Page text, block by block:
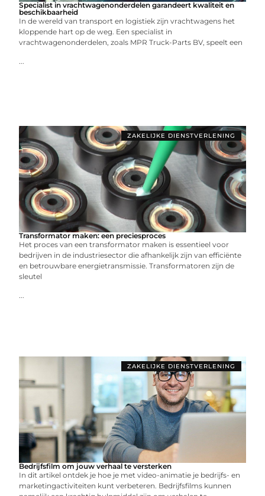
Specialist in vrachtwagenonderdelen garandeert kwaliteit en
beschikbaarheid
In de wereld van transport en logistiek zijn vrachtwagens het
kloppende hart op de weg. Een specialist in
vrachtwagenonderdelen, zoals MPR Truck-Parts BV, speelt een
...
ZAKELIJKE DIENSTVERLENING
Transformator maken: een preciesproces
Het proces van een transformator maken is essentieel voor
bedrijven in de industriesector die afhankelijk zijn van efficiënte
en betrouwbare energietransmissie. Transformatoren zijn de
sleutel
...
ZAKELIJKE DIENSTVERLENING
Bedrijfsfilm om jouw verhaal te versterken
In dit artikel ontdek je hoe je met video-animatie je bedrijfs- en
marketingactiviteiten kunt verbeteren. Bedrijfsfilms kunnen